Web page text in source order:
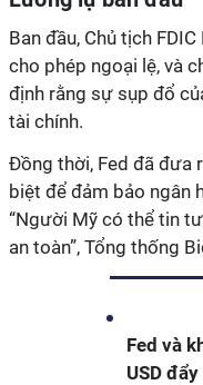
Ban đầu, Chủ tịch FDIC
cho phép ngoại lệ, và
định rằng sự sụp đổ
tài chính.
Đồng thời, Fed đã đưa
biệt để đảm bảo ngân
“Người Mỹ có thể tin
an toàn”, Tổng thống
Fed và
USD